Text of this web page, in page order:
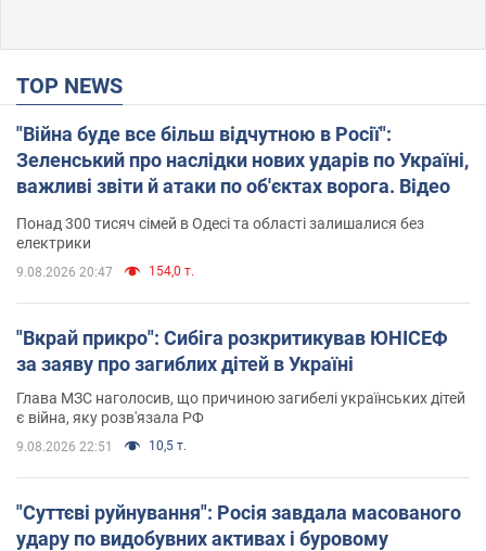
TOP NEWS
"Війна буде все більш відчутною в Росії":
Зеленський про наслідки нових ударів по Україні,
важливі звіти й атаки по об'єктах ворога. Відео
Понад 300 тисяч сімей в Одесі та області залишалися без
електрики
9.08.2026 20:47 154,0 т.
"Вкрай прикро": Сибіга розкритикував ЮНІСЕФ
за заяву про загиблих дітей в Україні
Глава МЗС наголосив, що причиною загибелі українських дітей
є війна, яку розв'язала РФ
9.08.2026 22:51 10,5 т.
"Суттєві руйнування": Росія завдала масованого
удару по видобувних активах і буровому